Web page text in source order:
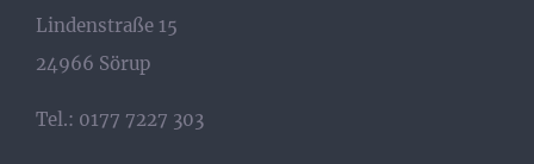
Lindenstraße 15
24966 Sörup
Tel.: 0177 7227 303